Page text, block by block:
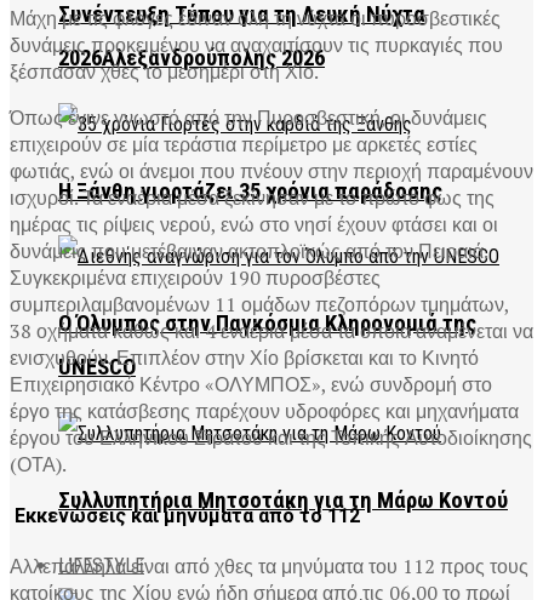
Συνέντευξη Τύπου για τη Λευκή Νύχτα
2026Αλεξανδρούπολης 2026
Η Ξάνθη γιορτάζει 35 χρόνια παράδοσης
Ο Όλυμπος στην Παγκόσμια Κληρονομιά της
UNESCO
Συλλυπητήρια Μητσοτάκη για τη Μάρω Κοντού
LIFESTYLE
Μάχη με τις φλόγες έδιναν όλη τη νύχτα οι πυροσβεστικές
δυνάμεις προκειμένου να αναχαιτίσουν τις πυρκαγιές που
ξέσπασαν χθες το μεσημέρι στη Χίο.
Όπως έγινε γνωστό από την Πυροσβεστική, οι δυνάμεις
επιχειρούν σε μία τεράστια περίμετρο με αρκετές εστίες
φωτιάς, ενώ οι άνεμοι που πνέουν στην περιοχή παραμένουν
ισχυροί. Τα εναέρια μέσα ξεκίνησαν με το πρώτο φως της
ημέρας τις ρίψεις νερού, ενώ στο νησί έχουν φτάσει και οι
δυνάμεις που μετέβαιναν ακτοπλοϊκώς από τον Πειραιά.
Συγκεκριμένα επιχειρούν 190 πυροσβέστες
συμπεριλαμβανομένων 11 ομάδων πεζοπόρων τμημάτων,
38 οχήματα καθώς και 4 εναέρια μέσα τα οποία αναμένεται να
ενισχυθούν. Επιπλέον στην Χίο βρίσκεται και το Κινητό
Επιχειρησιακό Κέντρο «ΟΛΥΜΠΟΣ», ενώ συνδρομή στο
έργο της κατάσβεσης παρέχουν υδροφόρες και μηχανήματα
έργου του Ελληνικού Στρατού και της Τοπικής Αυτοδιοίκησης
(ΟΤΑ).
Εκκενώσεις και μηνύματα από το 112
Αλλεπάλληλα είναι από χθες τα μηνύματα του 112 προς τους
κατοίκους της Χίου ενώ ήδη σήμερα από τις 06.00 το πρωί